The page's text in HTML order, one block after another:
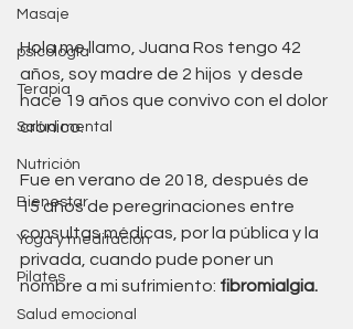
Masaje
psicología
Terapia
Salud mental
Nutrición
Bienestar
Yoga y meditación
Pilates
Salud emocional
Hola me llamo, Juana Ros tengo 42
años, soy madre de 2 hijos  y desde
hace 19 años que convivo con el dolor
crónico.
Fue en verano de 2018, después de
15 años de peregrinaciones entre
consultas médicas, por la pública y la
privada, cuando pude poner un
nombre a mi sufrimiento: fibromialgia.